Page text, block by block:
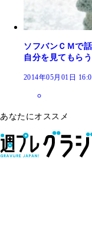
ソフバンＣＭで
自分を見てもら
2014年05月01日
あなたにオススメ